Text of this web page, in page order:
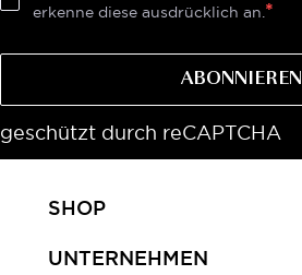
erkenne diese ausdrücklich an.
ABONNIEREN
geschützt durch reCAPTCHA
SHOP
UNTERNEHMEN